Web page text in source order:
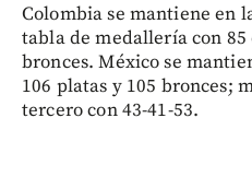
Colombia se mantiene en
tabla de medallería con 85
bronces. México se
106 platas y 105 bronces;
tercero con 43-41-53.